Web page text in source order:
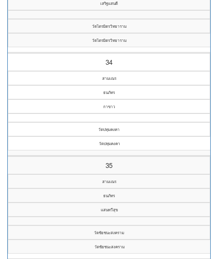
เสริฐแสนดี
วัดไตรมิตรวิทยาราม
วัดไตรมิตรวิทยาราม
34
สามเณร
ธนภัทร
กาขาว
วัดปทุมคงคา
วัดปทุมคงคา
35
สามเณร
ธนภัทร
แสนทวีสุข
วัดชัยชนะสงคราม
วัดชัยชนะสงคราม